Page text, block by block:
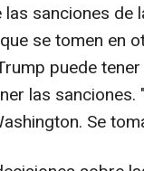
sanciones de
se tomen en
puede
las
Se